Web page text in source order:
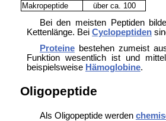
Makropeptide
über ca. 100
Bei den meisten Peptiden
Kettenlänge. Bei Cyclopeptiden
Proteinebestehen zumeist
Funktion wesentlich ist und
beispielsweise Hämoglobine.
Oligopeptide
Als Oligopeptide werden